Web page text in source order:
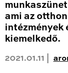
ami az
intézmények
kiemelkedő.
2021.01.11 |